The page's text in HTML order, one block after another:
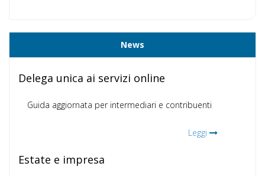
News
Delega unica ai servizi online
Guida aggiornata per intermediari e contribuenti
Leggi
Estate e impresa